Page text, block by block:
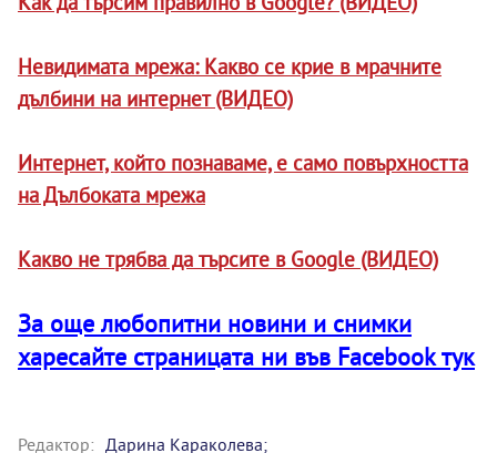
Невидимата мрежа: Какво се крие в мрачните
дълбини на интернет (ВИДЕО)
Интернет, който познаваме, е само повърхността
на Дълбоката мрежа
Какво не трябва да търсите в Google (ВИДЕО)
За още любопитни новини и снимки
харесайте страницата ни във Facebook тук
Редактор: Дарина Караколева;